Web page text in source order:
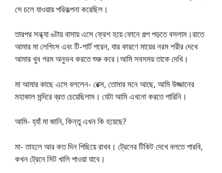
সে চলে যাওয়ার পরিকল্পনা করেছিল।
তারপর সন্ধ্যা ৬টায় বাসায় এসে ফ্রেশ হয়ে ফোনে গল্প পড়তে বসলাম।রাতে
আমার মা লেগিংস এবং টি-শার্ট পরেন, যার কারণে মায়ের নরম শরীর দেখে
আমার খুব গরম অনুভব করতে শুরু করে।আমি সবসময় তাকে দেখি।
মা আমার কাছে এসে বললেন- রেক্স, তোমার মনে আছে, আমি উজ্জানের
মহাকাল মন্দিরে ব্রত চেয়েছিলাম। যেটা আমি এখনো করতে পারিনি।
আমি- হ্যাঁ মা জানি, কিন্তু এখন কি হয়েছে?
মা- তাহলে আর কত দিন পিছিয়ে রাখব। ট্রেনের টিকিট দেখে বলতে পারবি,
কখন ট্রেনে সিট খালি পাওয়া যাবে।